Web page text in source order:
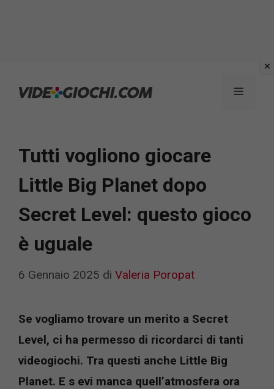
Menu
Tutti vogliono giocare
Little Big Planet dopo
Secret Level: questo gioco
è uguale
6 Gennaio 2025 di Valeria Poropat
Se vogliamo trovare un merito a Secret
Level, ci ha permesso di ricordarci di tanti
videogiochi. Tra questi anche Little Big
Planet. E s evi manca quell’atmosfera ora